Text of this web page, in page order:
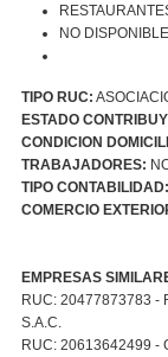
NO DISPONIBLE
TIPO RUC:
ESTADO
CONDICION
TRABAJADORES:
TIPO CONTABILIDAD:
COMERCIO
EMPRESAS
RUC: 20477873783 -
S.A.C.
RUC: 20613642499 -